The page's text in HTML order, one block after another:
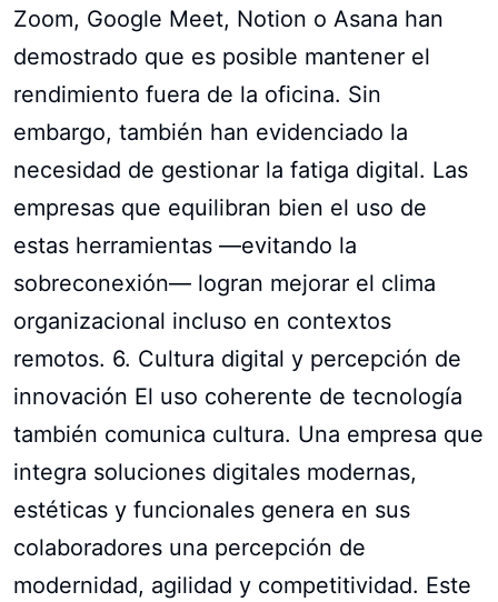
Zoom, Google Meet, Notion o Asana han
demostrado que es posible mantener el
rendimiento fuera de la oficina. Sin
embargo, también han evidenciado la
necesidad de gestionar la fatiga digital. Las
empresas que equilibran bien el uso de
estas herramientas —evitando la
sobreconexión— logran mejorar el clima
organizacional incluso en contextos
remotos. 6. Cultura digital y percepción de
innovación El uso coherente de tecnología
también comunica cultura. Una empresa que
integra soluciones digitales modernas,
estéticas y funcionales genera en sus
colaboradores una percepción de
modernidad, agilidad y competitividad. Este